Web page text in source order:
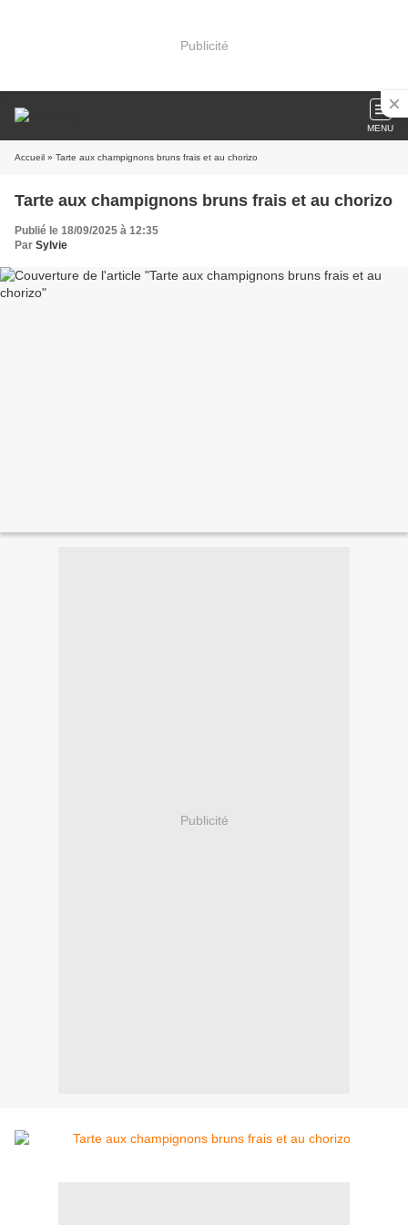
Publicité
MENU
Accueil » Tarte aux champignons bruns frais et au chorizo
Tarte aux champignons bruns frais et au chorizo
Publié le 18/09/2025 à 12:35
Par Sylvie
Publicité